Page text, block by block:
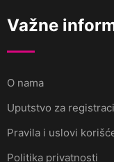
Važne
O nama
Uputstvo za
Pravila i uslovi
Politika privatnosti